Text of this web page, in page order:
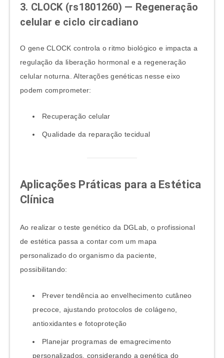
3. CLOCK (rs1801260) — Regeneração
celular e ciclo circadiano
O gene CLOCK controla o ritmo biológico e impacta a
regulação da liberação hormonal e a regeneração
celular noturna. Alterações genéticas nesse eixo
podem comprometer:
Recuperação celular
Qualidade da reparação tecidual
Aplicações Práticas para a Estética
Clínica
Ao realizar o teste genético da DGLab, o profissional
de estética passa a contar com um mapa
personalizado do organismo da paciente,
possibilitando:
Prever tendência ao envelhecimento cutâneo
precoce, ajustando protocolos de colágeno,
antioxidantes e fotoproteção
Planejar programas de emagrecimento
personalizados, considerando a genética do